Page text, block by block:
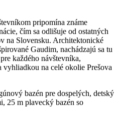
pripomína známe
čím sa odlišuje od ostatných
na Slovensku. Architektonické
Gaudim, nachádzajú sa tu
každého návštevníka,
vyhliadkou na celé okolie Prešova
bazén pre dospelých, detský
25 m plavecký bazén so